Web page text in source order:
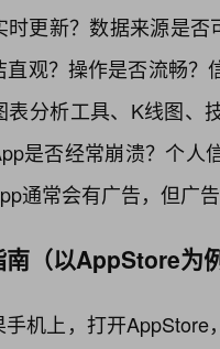
时更新？数据来源是
直观？操作是否流畅
表分析工具、K线图、
是否经常崩溃？个人
通常会有广告，但广
南（以AppStore为
机上，打开AppStore